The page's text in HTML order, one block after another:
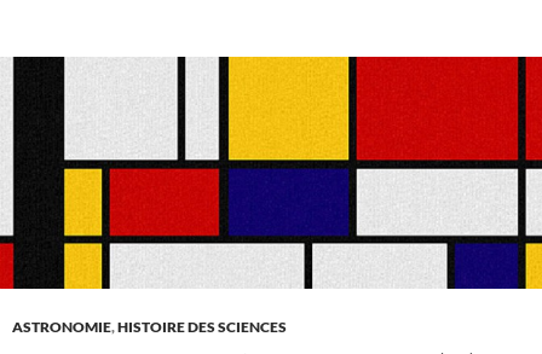
ASTRONOMIE,HISTOIRE DES SCIENCES